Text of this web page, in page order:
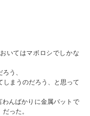
いてはマボロシでしかな
う、
しまうのだろう、と思って
わんばかりに金属バットで
った。